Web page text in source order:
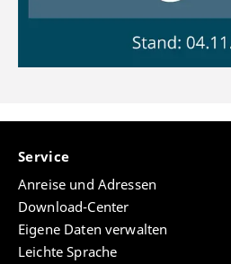
Service
Anreise und Adressen
Download-Center
Eigene Daten verwalten
Leichte Sprache